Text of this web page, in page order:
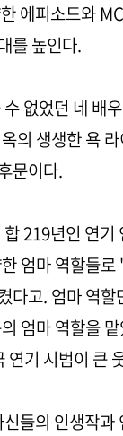
에피소드와
를 높인다.
없었던 네 배
의 생생한 욕
문이다.
219년인 연
엄마 역할들
다고. 엄마 역
엄마 역할을
연기 시범이 큰
들의 인생작